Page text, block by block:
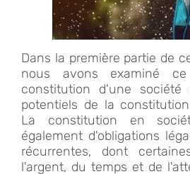
Dans la première partie de
nous avons examiné
constitution d'une société
potentiels de la
La constitution en
également d'obligations
récurrentes, dont
l'argent, du temps et de